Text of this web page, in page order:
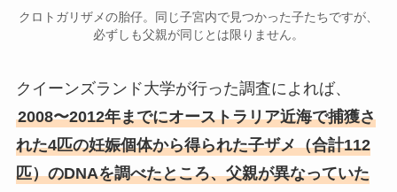
クロトガリザメの胎仔。同じ子宮内で見つかった子たちですが、
必ずしも父親が同じとは限りません。
クイーンズランド大学が行った調査によれば、
2008〜2012年までにオーストラリア近海で捕獲さ
れた4匹の妊娠個体から得られた子ザメ（合計112
匹）のDNAを調べたところ、父親が異なっていた